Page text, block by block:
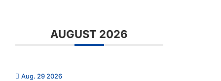
AUGUST 2026
Aug. 29 2026